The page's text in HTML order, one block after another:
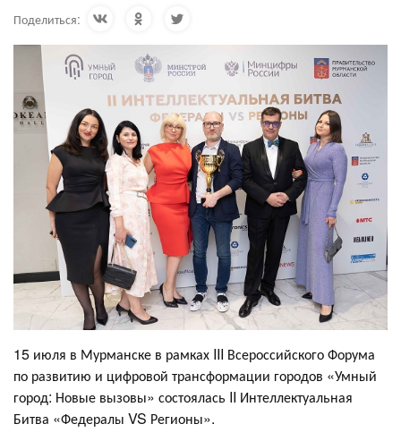
Поделиться:
15 июля в Мурманске в рамках III Всероссийского Форума
по развитию и цифровой трансформации городов «Умный
город: Новые вызовы» состоялась II Интеллектуальная
Битва «Федералы VS Регионы».